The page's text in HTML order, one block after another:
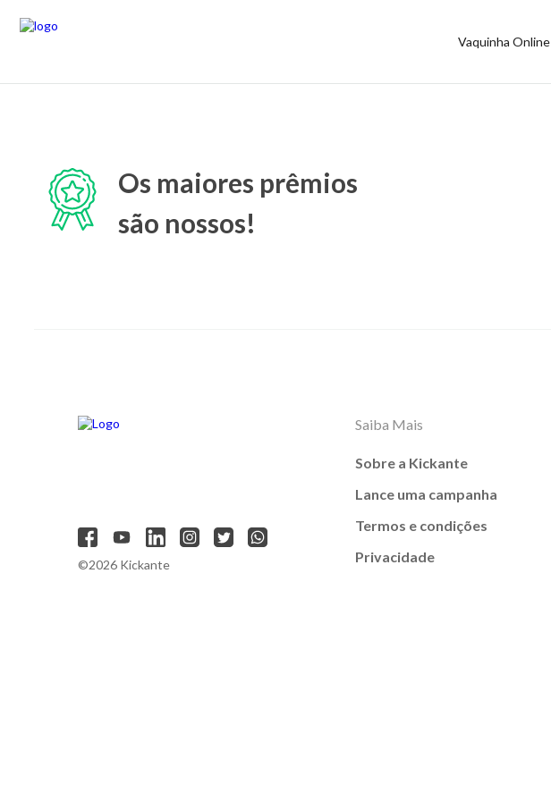
Vaquinha Online
Os maiores prêmios
são nossos!
©2026 Kickante
Saiba Mais
Sobre a Kickante
Lance uma campanha
Termos e condições
Privacidade